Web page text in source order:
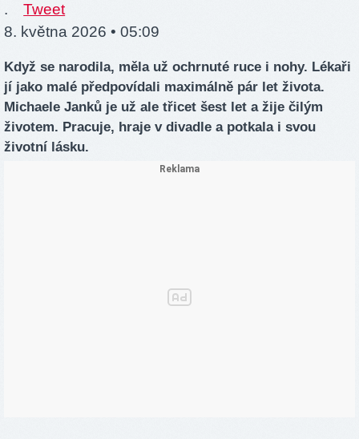
.
Tweet
8. května 2026 • 05:09
Když se narodila, měla už ochrnuté ruce i nohy. Lékaři
jí jako malé předpovídali maximálně pár let života.
Michaele Janků je už ale třicet šest let a žije čilým
životem. Pracuje, hraje v divadle a potkala i svou
životní lásku.